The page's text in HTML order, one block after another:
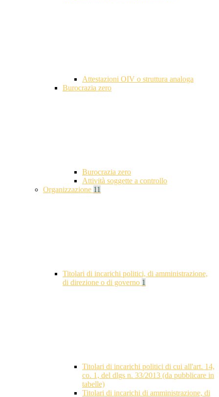
Attestazioni OIV o struttura analoga
Burocrazia zero
Burocrazia zero
Attività soggette a controllo
Organizzazione 11
Titolari di incarichi politici, di amministrazione,
di direzione o di governo 1
Titolari di incarichi politici di cui all'art. 14,
co. 1, del dlgs n. 33/2013 (da pubblicare in
tabelle)
Titolari di incarichi di amministrazione, di